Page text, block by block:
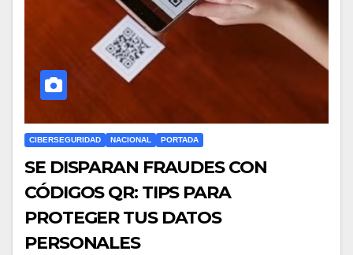
CIBERSEGURIDAD NACIONAL PORTADA
SE DISPARAN FRAUDES CON
CÓDIGOS QR: TIPS PARA
PROTEGER TUS DATOS
PERSONALES